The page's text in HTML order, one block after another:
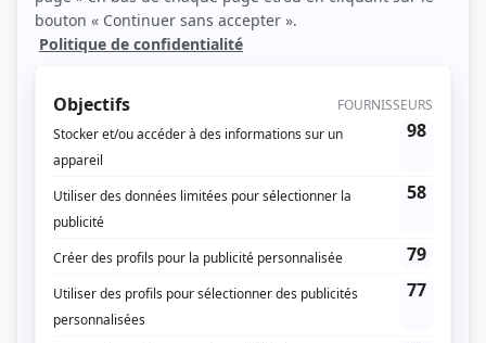
Documentaire
Animation
Réalisation
Mélissa Beaudet
Scénarisation
Marie-Pierre Duval
Mélissa Beaudet
Compagnie de production